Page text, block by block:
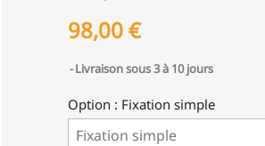
98,00 €
Livraison sous 3 à 10 jours
Option : Fixation simple